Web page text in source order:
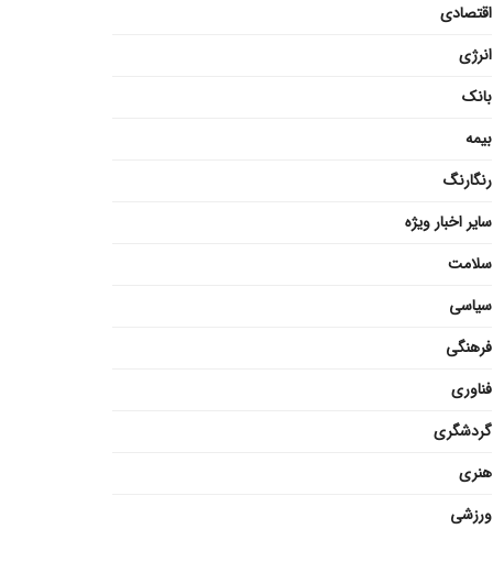
اقتصادی
انرژی
بانک
بیمه
رنگارنگ
سایر اخبار ویژه
سلامت
سیاسی
فرهنگی
فناوری
گردشگری
هنری
ورزشی